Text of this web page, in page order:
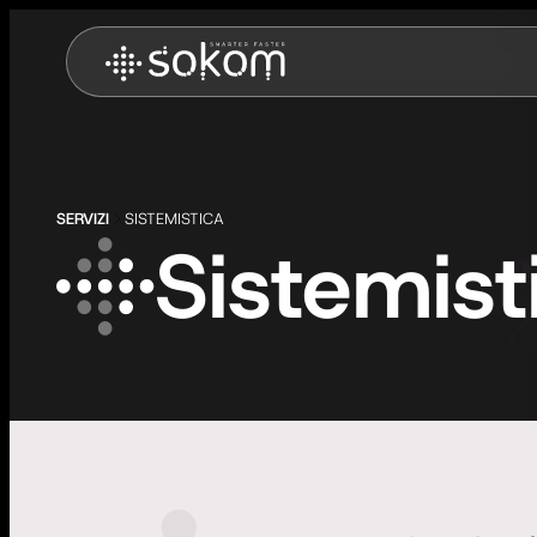
Sokom Srl a socio unico – Servizi e Telecomunicazioni
Progettiamo e realizziamo soluzioni IT e di Telecomunicazioni innovative per Aziende e Pubblica Amministrazione
SERVIZI SISTEMISTICA